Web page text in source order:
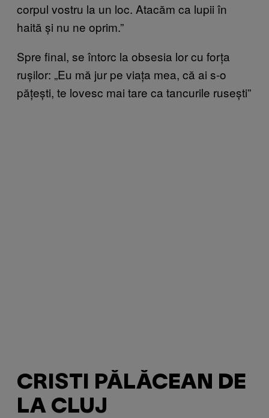
corpul vostru la un loc. Atacăm ca lupii în
haită și nu ne oprim.”
Spre final, se întorc la obsesia lor cu forța
rușilor: „Eu mă jur pe viața mea, că ai s-o
pățești, te lovesc mai tare ca tancurile rusești”
CRISTI PĂLĂCEAN DE
LA CLUJ